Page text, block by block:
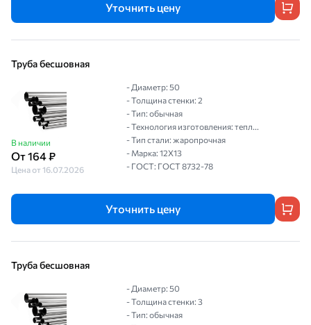
Уточнить цену
Труба бесшовная
В наличии
От 164 ₽
Цена от 16.07.2026
- Диаметр: 50
- Толщина стенки: 2
- Тип: обычная
- Технология изготовления: тепл...
- Тип стали: жаропрочная
- Марка: 12Х13
- ГОСТ: ГОСТ 8732-78
Уточнить цену
Труба бесшовная
- Диаметр: 50
- Толщина стенки: 3
- Тип: обычная